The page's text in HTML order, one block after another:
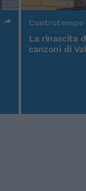
Controtempo
La rinascita
canzoni di